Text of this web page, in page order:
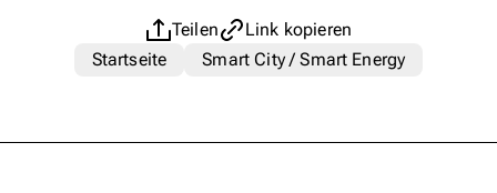
Teilen
Link kopieren
Startseite
Smart City / Smart Energy